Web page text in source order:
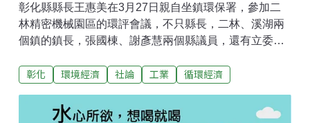
彰化縣縣長王惠美在3月27日親自坐鎮環保署，參加二
林精密機械園區的環評會議，不只縣長，二林、溪湖兩
個鎮的鎮長，張國棟、謝彥慧兩個縣議員，還有立委柯
二林地區發展工業區促進會還號召四台遊覽車的鄉民北
議」兩個字，要帶去什麼場合都很方便。可惜這些關心
彰化 環境經濟 社論 工業 循環經濟